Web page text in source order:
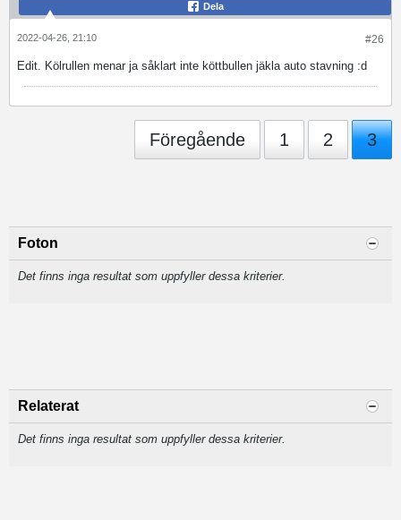
Dela
#26
2022-04-26, 21:10
Edit. Kölrullen menar ja såklart inte köttbullen jäkla auto stavning :d
Föregående 1 2 3
Foton
Det finns inga resultat som uppfyller dessa kriterier.
Relaterat
Det finns inga resultat som uppfyller dessa kriterier.